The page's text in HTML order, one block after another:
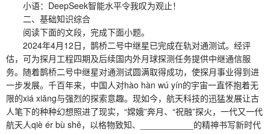
小语：DeepSeek智能水平令我叹为观止！
二、基础知识综合
阅读下面的文段，完成下面小题。
2024年4月12日，鹊桥二号中继星已完成在轨对通测试。经评
估，可为探月工程四期及后续国内外月球探测任务提供中继通信服
务。随着鹊桥二号中继星对通测试圆满取得成功，使探月事业得到进
一步发展。千百年来，中国人对hào hàn wú yín的宇宙一直怀抱着无
限的xiá xiǎng与强烈的探索意趣。现如今，航天科技的迅猛发展让古
人笔下的种种幻想照进了现实，“嫦娥”奔月、“祝融”探火，一代又一代
航天人qiè ér bù shě，以格物致知、___________的精神书写新时代